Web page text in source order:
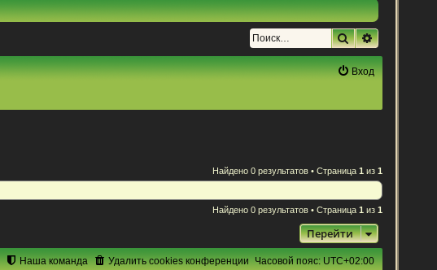
Поиск
Вход
Найдено 0 результатов • Страница 1 из 1
Найдено 0 результатов • Страница 1 из 1
Перейти
Часовой пояс:UTC+02:00
Удалить cookies конференции
Наша команда